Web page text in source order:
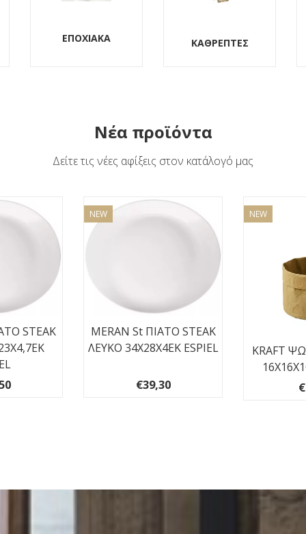
ΚΑΘΡΕΠΤΕΣ ΟΙΚΙΑΚΑ
Νέα προϊόντα
Δείτε τις νέες αφίξεις στον κατάλογό μας
STEAK
NEW
MERAN St ΠΙΑΤΟ STEAK
ΛΕΥΚΟ 34Χ28Χ4ΕΚ ESPIEL
€39,30
NEW
KRAFT